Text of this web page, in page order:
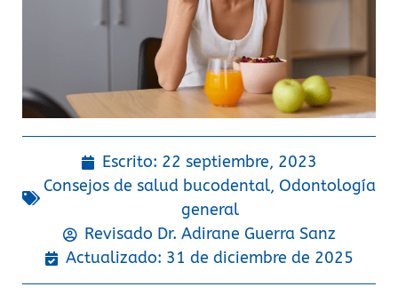
Escrito: 22 septiembre, 2023
Consejos de salud bucodental, Odontología
general
Revisado Dr. Adirane Guerra Sanz
Actualizado: 31 de diciembre de 2025